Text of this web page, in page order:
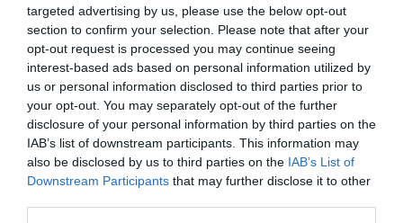
targeted advertising by us, please use the below opt-out
section to confirm your selection. Please note that after your
opt-out request is processed you may continue seeing
interest-based ads based on personal information utilized by
us or personal information disclosed to third parties prior to
your opt-out. You may separately opt-out of the further
disclosure of your personal information by third parties on the
IAB’s list of downstream participants. This information may
also be disclosed by us to third parties on the IAB’s List of
Downstream Participants that may further disclose it to other
Αναμνηστικά Νηπιαγωγείων